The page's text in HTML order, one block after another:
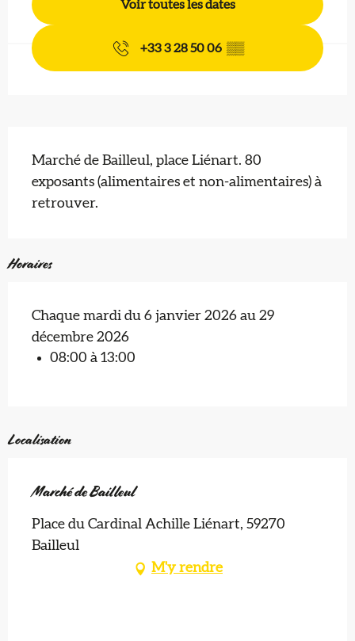
Voir toutes les dates
+33 3 28 50 06 ▒▒
Marché de Bailleul, place Liénart. 80
exposants (alimentaires et non-alimentaires) à
retrouver.
Horaires
Chaque mardi du 6 janvier 2026 au 29
décembre 2026
08:00 à 13:00
Localisation
Marché de Bailleul
Place du Cardinal Achille Liénart, 59270
Bailleul
M'y rendre